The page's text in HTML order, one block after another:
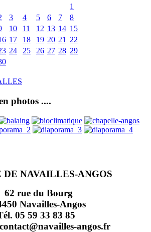
1
3 4 5 6 7
8
10 11 12 13 14 15
17 18 19 20 21
22
24 25 26 27 28 29
photos ....
NAVAILLES-ANGOS
62 rue du Bourg
Navailles-Angos
05 59 33 83 85
angos.fr